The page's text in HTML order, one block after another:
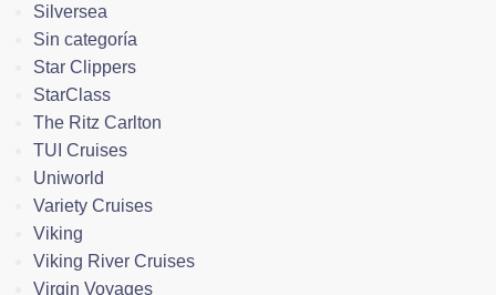
Silversea
Sin categoría
Star Clippers
StarClass
The Ritz Carlton
TUI Cruises
Uniworld
Variety Cruises
Viking
Viking River Cruises
Virgin Voyages